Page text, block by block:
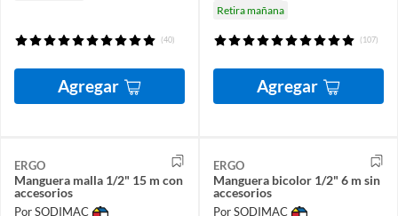
(40)
Agregar
Retira mañana
(107)
Agregar
ERGO
Manguera malla 1/2" 15 m con
accesorios
Por SODIMAC
ERGO
Manguera bicolor 1/2" 6 m sin
accesorios
Por SODIMAC